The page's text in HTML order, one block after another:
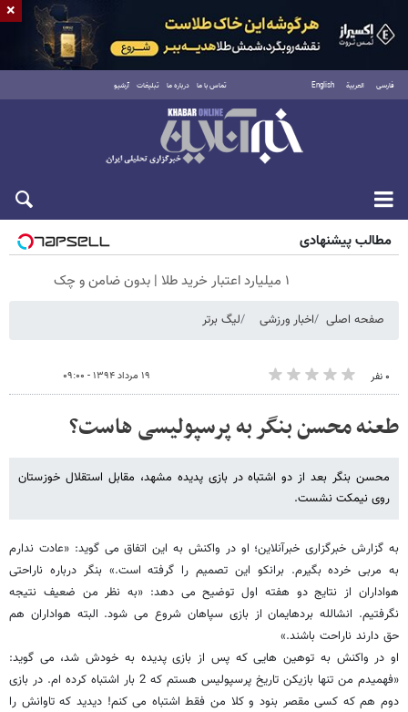
فارسی العربية English تماس با ما درباره ما تبلیغات آرشیو
جمعه ۱۶ مرداد ۱۴۰۵
مطالب پیشنهادی
۱ میلیارد اعتبار خرید طلا | بدون ضامن و چک
صفحه اصلی اخبار ورزشی لیگ برتر
۰ نفر ۱۹ مرداد ۱۳۹۴ - ۰۹:۰۰
طعنه محسن بنگر به پرسپولیسی هاست؟
محسن بنگر بعد از دو اشتباه در بازی پدیده مشهد، مقابل استقلال خوزستان
روی نیمکت نشست.
به گزارش خبرگزاری خبرآنلاین؛ او در واکنش به این اتفاق می گوید: «عادت ندارم
به مربی خرده بگیرم. برانکو این تصمیم را گرفته است.» بنگر درباره ناراحتی
هواداران از نتایج دو هفته اول توضیح می دهد: «به نظر من ضعیف نتیجه
نگرفتیم. انشالله بردهایمان از بازی سپاهان شروع می شود. البته هواداران هم
حق دارند ناراحت باشند.»
او در واکنش به توهین هایی که پس از بازی پدیده به خودش شد، می گوید:
«فهمیدم من تنها بازیکن تاریخ پرسپولیس هستم که 2 بار اشتباه کرده ام. در بازی
دوم هم که کسی مقصر بنود و کلا من فقط اشتباه می کنم! دیدید که تاوانش را
×